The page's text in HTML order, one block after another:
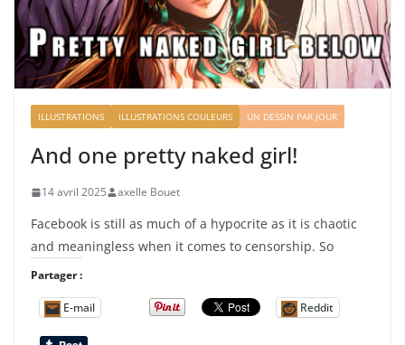
ILLUSTRATIONS ILLUSTRATIONS COULEURS UN DESSIN PAR JOUR
And one pretty naked girl!
14 avril 2025 axelle Bouet
Facebook is still as much of a hypocrite as it is chaotic
and meaningless when it comes to censorship. So
Partager :
E-mail Reddit